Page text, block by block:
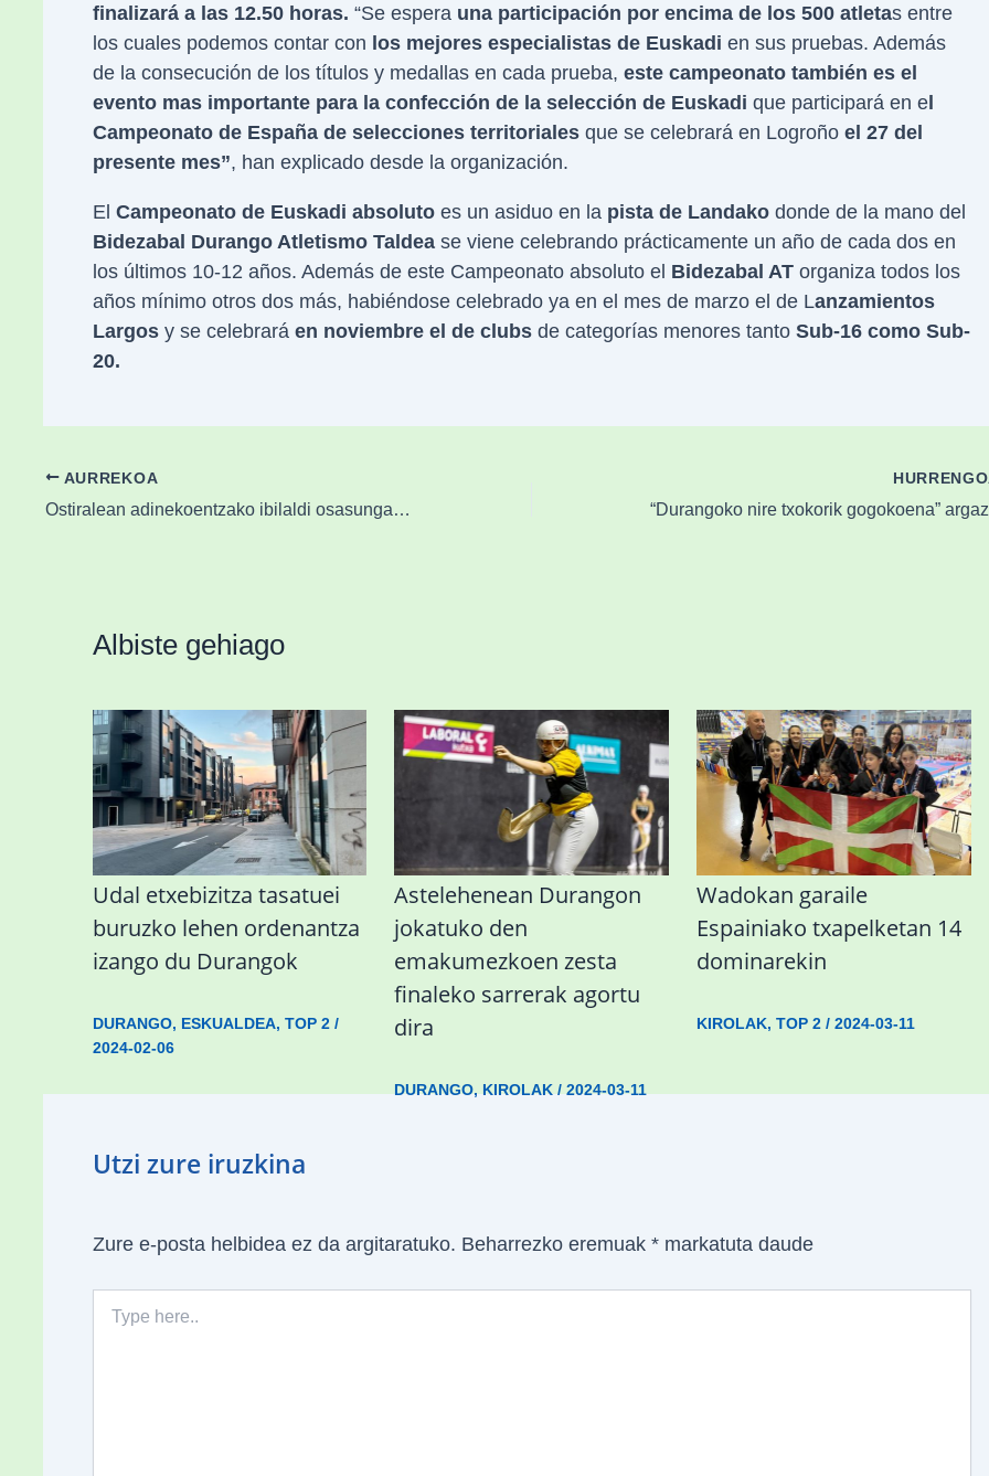
finalizará a las 12.50 horas. “Se espera una participación por encima de los 500 atletas entre
los cuales podemos contar con los mejores especialistas de Euskadi en sus pruebas. Además
de la consecución de los títulos y medallas en cada prueba, este campeonato también es el
evento mas importante para la confección de la selección de Euskadi que participará en el
Campeonato de España de selecciones territorialesque se celebrará en Logroño el 27 del
presente mes”, han explicado desde la organización.
El Campeonato de Euskadi absolutoes un asiduo en la pista de Landakodonde de la mano del
Bidezabal Durango Atletismo Taldease viene celebrando prácticamente un año de cada dos en
los últimos 10-12 años. Además de este Campeonato absoluto el Bidezabal ATorganiza todos los
años mínimo otros dos más, habiéndose celebrado ya en el mes de marzo el de Lanzamientos
Largosy se celebrará en noviembre el de clubsde categorías menores tanto Sub-16 como Sub-
20.
AURREKOA
Ostiralean adinekoentzako ibilaldi osasungarriak hasiko dira Durangon
Albiste gehiago
Udal etxebizitza tasatuei
buruzko lehen ordenantza
izango du Durangok
DURANGO, ESKUALDEA, TOP 2/
2024-02-06
Astelehenean Durangon
jokatuko den
emakumezkoen zesta
finaleko sarrerak agortu
dira
DURANGO, KIROLAK /2024-03-11
Wadokan garaile
Espainiako txapelketan 14
dominarekin
KIROLAK,TOP 2 /2024-03-11
Utzi zure iruzkina
Zure e-posta helbidea ez da argitaratuko. Beharrezko eremuak *markatuta daude
here..